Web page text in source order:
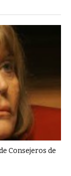
Consejeros de